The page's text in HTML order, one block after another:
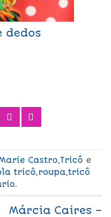
dedos
Castro,Tricô e
tricô,roupa,tricô
.
Márcia Caires –